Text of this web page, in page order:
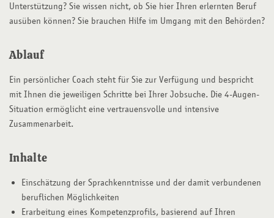
Unterstützung? Sie wissen nicht, ob Sie hier Ihren erlernten Beruf
ausüben können? Sie brauchen Hilfe im Umgang mit den Behörden?
Ablauf
Ein persönlicher Coach steht für Sie zur Verfügung und bespricht
mit Ihnen die jeweiligen Schritte bei Ihrer Jobsuche. Die 4-Augen-
Situation ermöglicht eine vertrauensvolle und intensive
Zusammenarbeit.
Inhalte
Einschätzung der Sprachkenntnisse und der damit verbundenen
beruflichen Möglichkeiten
Erarbeitung eines Kompetenzprofils, basierend auf Ihren